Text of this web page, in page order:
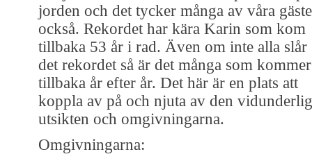
jorden och det tycker många av våra
också. Rekordet har kära Karin som kom
tillbaka 53 år i rad. Även om inte alla slår
det rekordet så är det många som kommer
tillbaka år efter år. Det här är en plats att
koppla av på och njuta av den
utsikten och omgivningarna.
Omgivningarna: